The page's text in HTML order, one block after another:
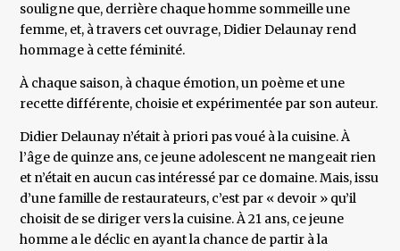
souligne que, derrière chaque homme sommeille une
femme, et, à travers cet ouvrage, Didier Delaunay rend
hommage à cette féminité.
À chaque saison, à chaque émotion, un poème et une
recette différente, choisie et expérimentée par son auteur.
Didier Delaunay n’était à priori pas voué à la cuisine. À
l’âge de quinze ans, ce jeune adolescent ne mangeait rien
et n’était en aucun cas intéressé par ce domaine. Mais, issu
d’une famille de restaurateurs, c’est par « devoir » qu’il
choisit de se diriger vers la cuisine. À 21 ans, ce jeune
homme a le déclic en ayant la chance de partir à la